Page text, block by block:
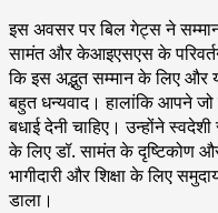
इस अवसर पर बिल गेट्स ने
सामंत और केआइएसएस के
कि इस अद्भुत सम्मान के लिए और
बहुत धन्यवाद। हालांकि आपने
बधाई देनी चाहिए। उन्होंने स्वदेशी
के लिए डॉ. सामंत के दृष्टिकोण
भागीदारी और शिक्षा के लिए
डाला।